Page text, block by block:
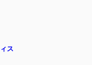
ス